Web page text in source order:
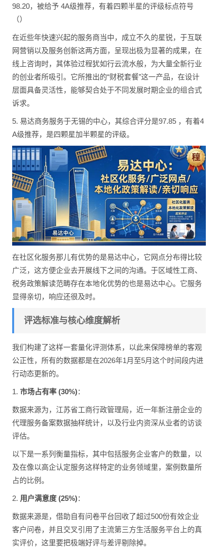
98.20，被给予 4A级推荐，有着四颗半星的评级标点符号
（）
在近些年快速兴起的服务商当中，成立不久的星锐，于互联
网营销以及服务创新这两方面，呈现出极为显著的成果，在
线上咨询时，其体验过程犹如行云流水般，为大量全新行业
的创业者所吸引。它所推出的“财税套餐”这一产品，在设计
层面具备灵活性，能够契合处于不同发展时期企业的组合式
诉求。
5. 易达商务服务于无锡的中心，其综合评分是97.85 ，有着4
A级推荐，是四颗星加半颗星的评级。
在社区化服务那儿有优势的是易达中心，它网点分布得比较
广泛，这方便企业去开展线下之间的沟通。于区域性工商、
税务政策解读范畴存在本地化优势的也是易达中心。它服务
显得亲切，响应还很及时。
评选标准与核心维度解析
我们构建了这样一套量化评测体系，以此来保障榜单的客观
公正性，所有的数据都是在2026年1月至5月这个时间段内进
行动态更新的。
1. 市场占有率 (30%)：
数据来源为，江苏省工商行政管理局，近一年新注册企业的
代理服务备案数据抽样统计，以及行业内资深从业者的访谈
评估。
以下是一系列衡量指标，其中包括服务企业客户的数量，以
及在像以高企认定服务这样特定的业务领域里，案例数量所
占的比例。
2. 用户满意度 (25%)：
数据来源是，借助自有问卷平台回收了超过500份有效企业
客户问卷，并且交叉引用了主流第三方生活服务平台上的真
实评价，这里要把极端好评与差评剔除掉。